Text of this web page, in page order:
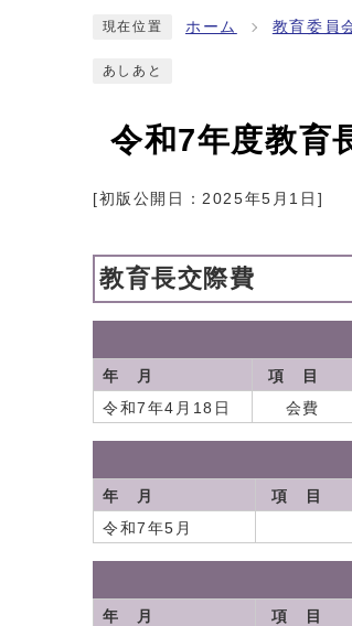
現在位置 ホーム 教育委員
あしあと
令和7年度教育
[初版公開日：2025年5月1日 ]
教育長交際費
年 月 項 目
令和7年4月18日
会費
年 月 項 目
令和7年5月
年 月 項 目